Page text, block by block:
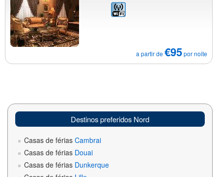
a partir de€95por noite
Destinos preferidos Nord
Casas de férias Cambrai
Casas de férias Douai
Casas de férias Dunkerque